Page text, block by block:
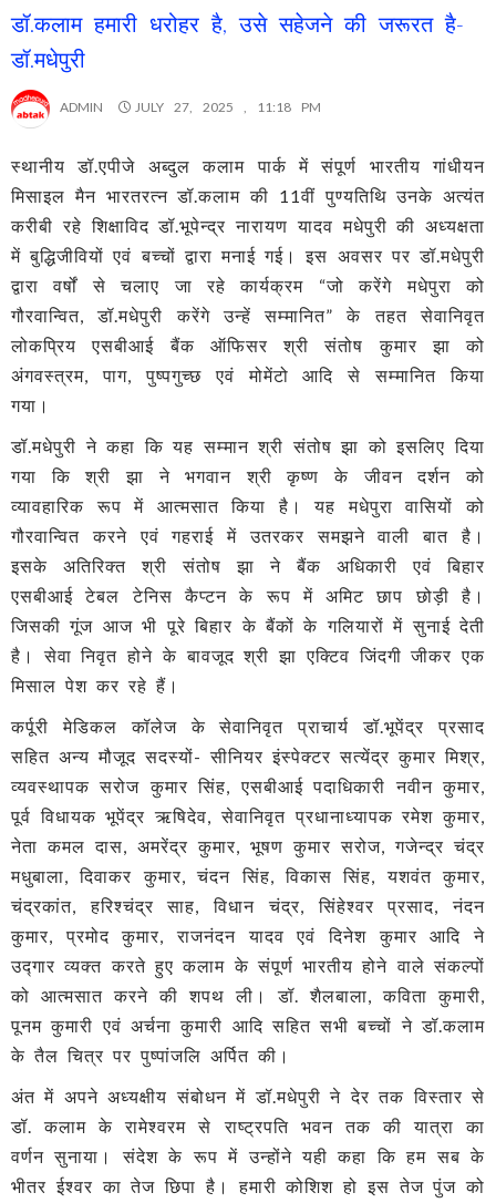
डॉ.कलाम हमारी धरोहर है, उसे सहेजने की जरूरत है-
डॉ.मधेपुरी
ADMIN JULY 27, 2025 , 11:18 PM
स्थानीय डॉ.एपीजे अब्दुल कलाम पार्क में संपूर्ण भारतीय गांधीयन
मिसाइल मैन भारतरत्न डॉ.कलाम की 11वीं पुण्यतिथि उनके अत्यंत
करीबी रहे शिक्षाविद डॉ.भूपेन्द्र नारायण यादव मधेपुरी की अध्यक्षता
में बुद्धिजीवियों एवं बच्चों द्वारा मनाई गई। इस अवसर पर डॉ.मधेपुरी
द्वारा वर्षों से चलाए जा रहे कार्यक्रम “जो करेंगे मधेपुरा को
गौरवान्वित, डॉ.मधेपुरी करेंगे उन्हें सम्मानित” के तहत सेवानिवृत
लोकप्रिय एसबीआई बैंक ऑफिसर श्री संतोष कुमार झा को
अंगवस्त्रम, पाग, पुष्पगुच्छ एवं मोमेंटो आदि से सम्मानित किया
गया।
डॉ.मधेपुरी ने कहा कि यह सम्मान श्री संतोष झा को इसलिए दिया
गया कि श्री झा ने भगवान श्री कृष्ण के जीवन दर्शन को
व्यावहारिक रूप में आत्मसात किया है। यह मधेपुरा वासियों को
गौरवान्वित करने एवं गहराई में उतरकर समझने वाली बात है।
इसके अतिरिक्त श्री संतोष झा ने बैंक अधिकारी एवं बिहार
एसबीआई टेबल टेनिस कैप्टन के रूप में अमिट छाप छोड़ी है।
जिसकी गूंज आज भी पूरे बिहार के बैंकों के गलियारों में सुनाई देती
है। सेवा निवृत होने के बावजूद श्री झा एक्टिव जिंदगी जीकर एक
मिसाल पेश कर रहे हैं।
कर्पूरी मेडिकल कॉलेज के सेवानिवृत प्राचार्य डॉ.भूपेंद्र प्रसाद
सहित अन्य मौजूद सदस्यों- सीनियर इंस्पेक्टर सत्येंद्र कुमार मिश्र,
व्यवस्थापक सरोज कुमार सिंह, एसबीआई पदाधिकारी नवीन कुमार,
पूर्व विधायक भूपेंद्र ऋषिदेव, सेवानिवृत प्रधानाध्यापक रमेश कुमार,
नेता कमल दास, अमरेंद्र कुमार, भूषण कुमार सरोज, गजेन्द्र चंद्र
मधुबाला, दिवाकर कुमार, चंदन सिंह, विकास सिंह, यशवंत कुमार,
चंद्रकांत, हरिश्चंद्र साह, विधान चंद्र, सिंहेश्वर प्रसाद, नंदन
कुमार, प्रमोद कुमार, राजनंदन यादव एवं दिनेश कुमार आदि ने
उद्गार व्यक्त करते हुए कलाम के संपूर्ण भारतीय होने वाले संकल्पों
को आत्मसात करने की शपथ ली। डॉ. शैलबाला, कविता कुमारी,
पूनम कुमारी एवं अर्चना कुमारी आदि सहित सभी बच्चों ने डॉ.कलाम
के तैल चित्र पर पुष्पांजलि अर्पित की।
अंत में अपने अध्यक्षीय संबोधन में डॉ.मधेपुरी ने देर तक विस्तार से
डॉ. कलाम के रामेश्वरम से राष्ट्रपति भवन तक की यात्रा का
वर्णन सुनाया। संदेश के रूप में उन्होंने यही कहा कि हम सब के
भीतर ईश्वर का तेज छिपा है। हमारी कोशिश हो इस तेज पुंज को